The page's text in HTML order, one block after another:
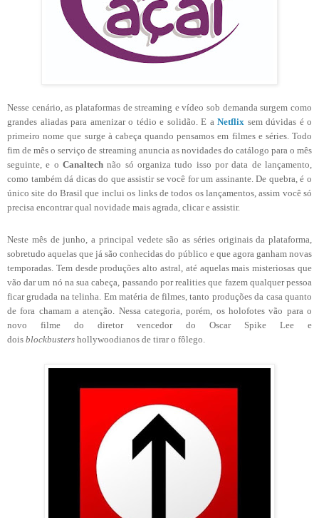
Nesse cenário, as plataformas de streaming e vídeo sob demanda surgem como
grandes aliadas para amenizar o tédio e solidão. E a Netflix sem dúvidas é o
primeiro nome que surge à cabeça quando pensamos em filmes e séries. Todo
fim de mês o serviço de streaming anuncia as novidades do catálogo para o mês
seguinte, e o Canaltech não só organiza tudo isso por data de lançamento,
como também dá dicas do que assistir se você for um assinante. De quebra, é o
único site do Brasil que inclui os links de todos os lançamentos, assim você só
precisa encontrar qual novidade mais agrada, clicar e assistir.
Neste mês de junho, a principal vedete são as séries originais da plataforma,
sobretudo aquelas que já são conhecidas do público e que agora ganham novas
temporadas. Tem desde produções alto astral, até aquelas mais misteriosas que
vão dar um nó na sua cabeça, passando por realities que fazem qualquer pessoa
ficar grudada na telinha. Em matéria de filmes, tanto produções da casa quanto
de fora chamam a atenção. Nessa categoria, porém, os holofotes vão para o
novo filme do diretor vencedor do Oscar Spike Lee e
dois blockbusters hollywoodianos de tirar o fôlego.